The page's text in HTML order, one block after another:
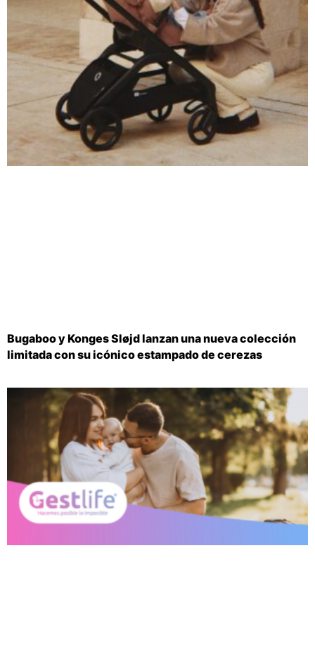
Bugaboo y Konges Sløjd lanzan una nueva colección
limitada con su icónico estampado de cerezas